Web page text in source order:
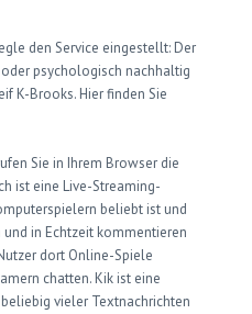
den Service eingestellt: Der
psychologisch nachhaltig
K-Brooks. Hier finden Sie
Sie in Ihrem Browser die
ist eine Live-Streaming-
beliebt ist und
in Echtzeit kommentieren
dort Online-Spiele
chatten. Kik ist eine
vieler Textnachrichten